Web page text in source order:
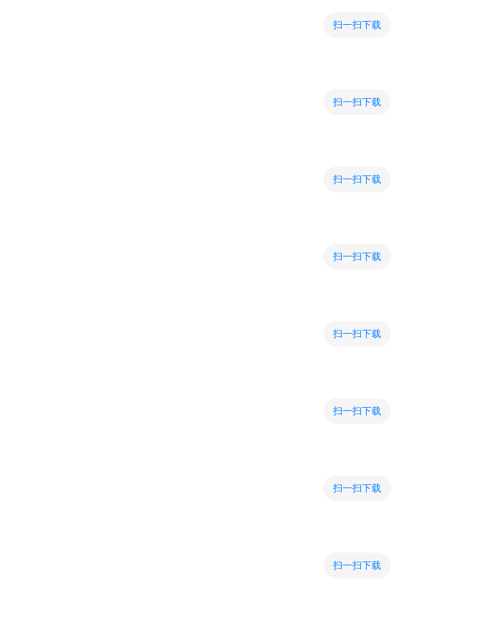
扫一扫下载
扫一扫下载
扫一扫下载
扫一扫下载
扫一扫下载
扫一扫下载
扫一扫下载
扫一扫下载